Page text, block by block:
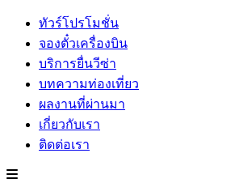
ทัวร์โปรโมชั่น
จองตั๋วเครื่องบิน
บริการยื่นวีซ่า
บทความท่องเที่ยว
ผลงานที่ผ่านมา
เกี่ยวกับเรา
ติดต่อเรา